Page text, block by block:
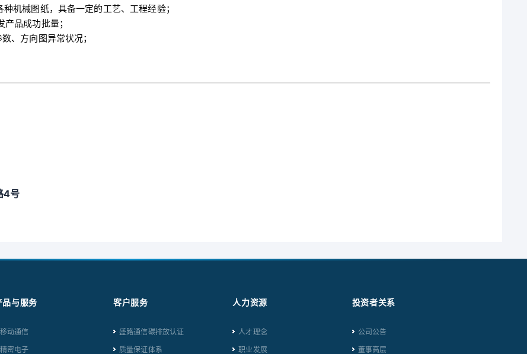
机械图纸，具备一定的工艺、工程经验；
品成功批量；
、方向图异常状况；
4号
品与服务
移动通信
精密电子
客户服务
盛路通信碳排放认证
质量保证体系
人力资源
人才理念
职业发展
投资者关系
公司公告
董事高层